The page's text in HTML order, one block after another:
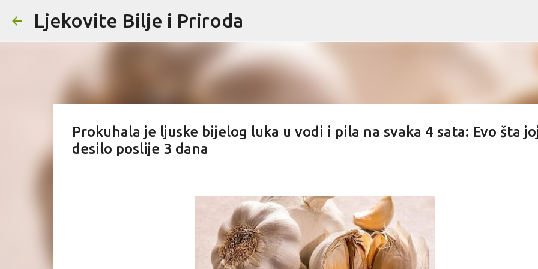
Ljekovite Bilje i Priroda
Prokuhala je ljuske bijelog luka u vodi i pila na svaka 4 sata: Evo šta
desilo poslije 3 dana